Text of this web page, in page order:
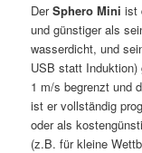
DerSphero Mini ist
und günstiger als
wasserdicht, und
USB statt
1 m/s begrenzt und
ist er vollständig
oder als
(z.B. für kleine